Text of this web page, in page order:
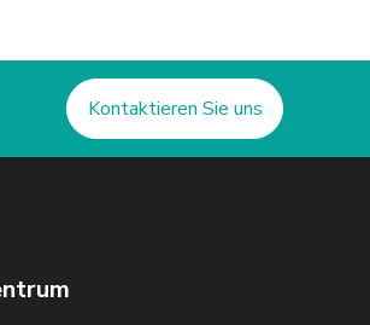
Kontaktieren Sie uns